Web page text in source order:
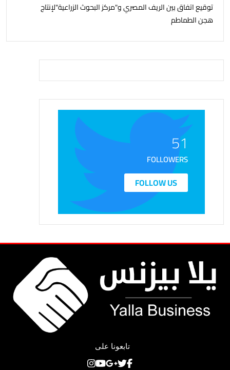
توقيع اتفاق بين الريف المصري و"مركز البحوث الزراعية"لإنتاج
هجن الطماطم
51
FOLLOWERS
FOLLOW US
تابعونا على